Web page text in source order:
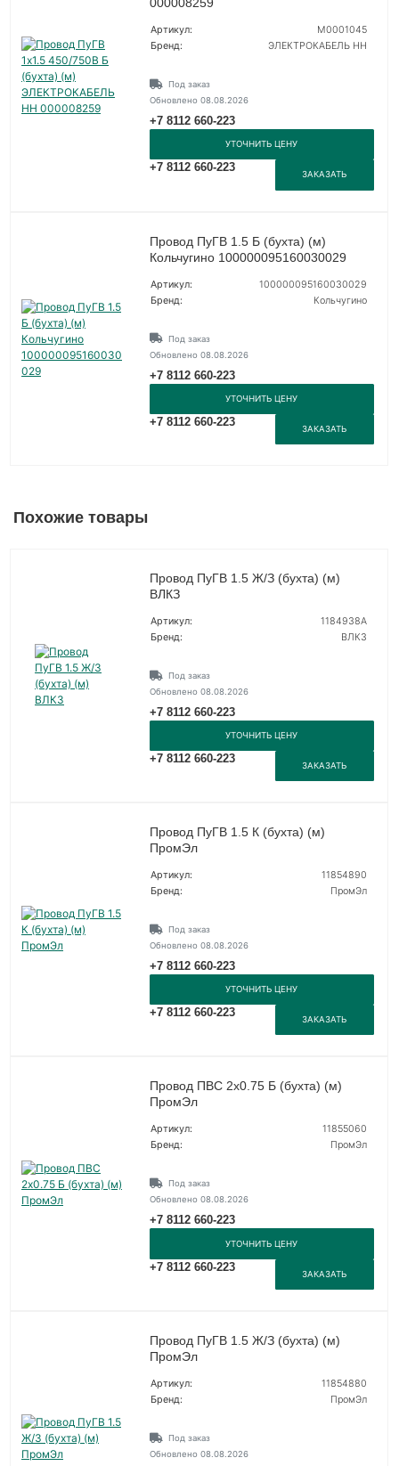
000008259
Артикул:
M0001045
Бренд:
ЭЛЕКТРОКАБЕЛЬ НН
Под заказ
Обновлено 08.08.2026
+7 8112 660-223
УТОЧНИТЬ ЦЕНУ
+7 8112 660-223
ЗАКАЗАТЬ
Провод ПуГВ 1.5 Б (бухта) (м)
Кольчугино 100000095160030029
Артикул:
100000095160030029
Бренд:
Кольчугино
Под заказ
Обновлено 08.08.2026
+7 8112 660-223
УТОЧНИТЬ ЦЕНУ
+7 8112 660-223
ЗАКАЗАТЬ
Похожие товары
Провод ПуГВ 1.5 Ж/З (бухта) (м)
ВЛКЗ
Артикул:
1184938А
Бренд:
ВЛКЗ
Под заказ
Обновлено 08.08.2026
+7 8112 660-223
УТОЧНИТЬ ЦЕНУ
+7 8112 660-223
ЗАКАЗАТЬ
Провод ПуГВ 1.5 К (бухта) (м)
ПромЭл
Артикул:
11854890
Бренд:
ПромЭл
Под заказ
Обновлено 08.08.2026
+7 8112 660-223
УТОЧНИТЬ ЦЕНУ
+7 8112 660-223
ЗАКАЗАТЬ
Провод ПВС 2х0.75 Б (бухта) (м)
ПромЭл
Артикул:
11855060
Бренд:
ПромЭл
Под заказ
Обновлено 08.08.2026
+7 8112 660-223
УТОЧНИТЬ ЦЕНУ
+7 8112 660-223
ЗАКАЗАТЬ
Провод ПуГВ 1.5 Ж/З (бухта) (м)
ПромЭл
Артикул:
11854880
Бренд:
ПромЭл
Под заказ
Обновлено 08.08.2026